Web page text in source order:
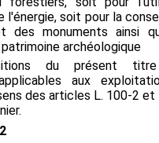
l'énergie, soit pour la
des monuments ainsi
archéologique
du présent
aux
des articles L. 100-2 et